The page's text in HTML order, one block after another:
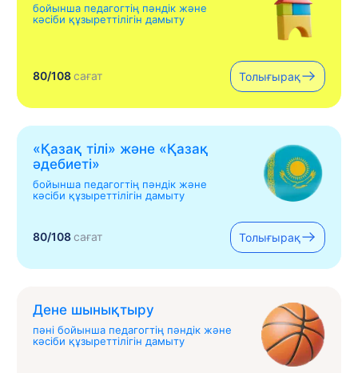
бойынша педагогтің пәндік және
кәсіби құзыреттілігін дамыту
80/108сағат Толығырақ
«Қазақ тілі» жəне «Қазақ
əдебиеті»
бойынша педагогтің пәндік және
кәсіби құзыреттілігін дамыту
80/108сағат Толығырақ
Дене шынықтыру
пәні бойынша педагогтің пәндік және
кәсіби құзыреттілігін дамыту